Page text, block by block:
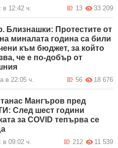
в 12:42 ч. 33 209
13
Близнашки: Протестите от
миналата година са били
към бюджет, за който
че е по-добър от
в 22:05 ч. 18 676
56
Мангъров пред
След шест години
за COVID тепърва се
в 09:02 ч. 11 539
212